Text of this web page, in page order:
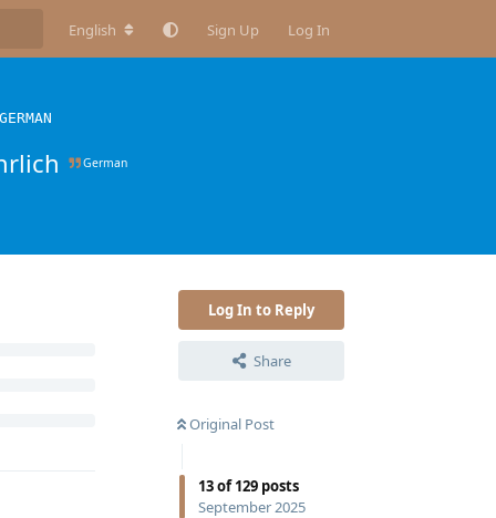
English Sign Up Log In
GERMAN
German
Log In to Reply
Share
Original Post
13of129 posts
September 2025